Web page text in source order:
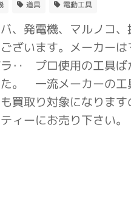
道具 電動工具
、発電機、マルノコ
ざいます。メーカー
ラ‥ プロ使用の工具ば
。 一流メーカーの工
買取り対象になりま
ィーにお売り下さい。